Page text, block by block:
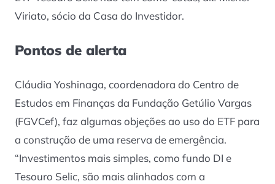
Viriato, sócio da Casa do Investidor.
Pontos de alerta
Cláudia Yoshinaga, coordenadora do Centro de
Estudos em Finanças da Fundação Getúlio Vargas
(FGVCef), faz algumas objeções ao uso do ETF para
a construção de uma reserva de emergência.
“Investimentos mais simples, como fundo DI e
Tesouro Selic, são mais alinhados com a